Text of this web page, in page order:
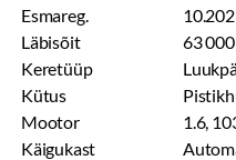
Esmareg.
Läbisõit
63
Keretüüp
Kütus
Mootor
1.6,
Käigukast